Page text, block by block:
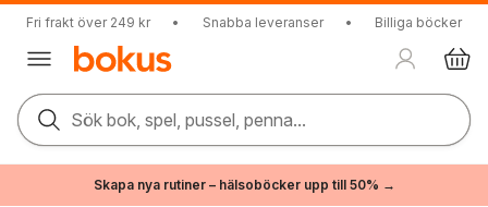
Fri frakt över 249 kr • Snabba leveranser • Billiga böcker
Sök bok, spel, pussel, penna...
Skapa nya rutiner – hälsoböcker upp till 50% →